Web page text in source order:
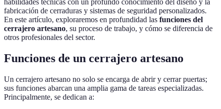
habilidades técnicas con un profundo conocimiento del diseño y la
fabricación de cerraduras y sistemas de seguridad personalizados.
En este artículo, exploraremos en profundidad las funciones del
cerrajero artesano, su proceso de trabajo, y cómo se diferencia de
otros profesionales del sector.
Funciones de un cerrajero artesano
Un cerrajero artesano no solo se encarga de abrir y cerrar puertas;
sus funciones abarcan una amplia gama de tareas especializadas.
Principalmente, se dedican a: